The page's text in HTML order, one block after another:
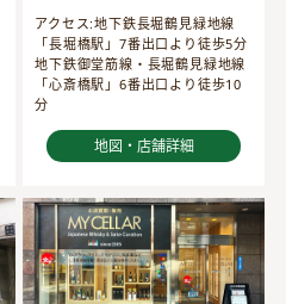
アクセス:地下鉄長堀鶴見緑地線
「長堀橋駅」7番出口より徒歩5分
地下鉄御堂筋線・長堀鶴見緑地線
「心斎橋駅」6番出口より徒歩10
分
地図・店舗詳細